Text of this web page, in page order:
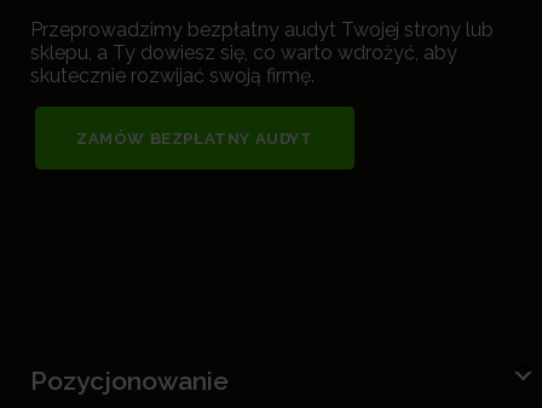
Przeprowadzimy bezpłatny audyt Twojej strony lub
sklepu, a Ty dowiesz się, co warto wdrożyć, aby
skutecznie rozwijać swoją firmę.
ZAMÓW BEZPŁATNY AUDYT
Pozycjonowanie